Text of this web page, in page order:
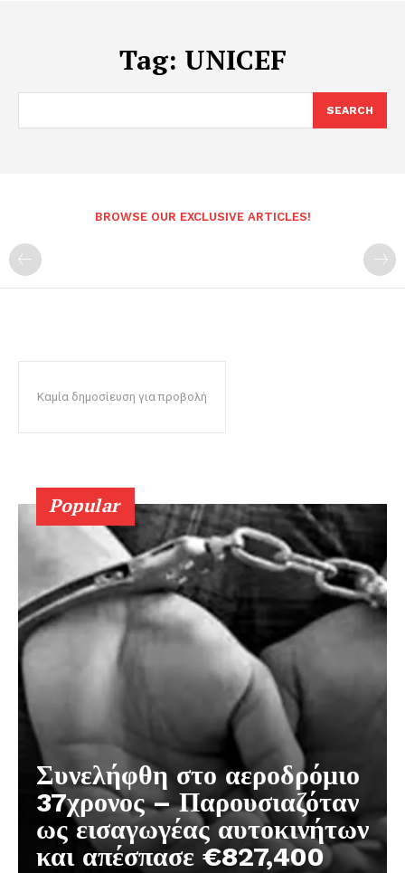
Tag: UNICEF
SEARCH
BROWSE OUR EXCLUSIVE ARTICLES!
Καμία δημοσίευση για προβολή
Popular
Συνελήφθη στο αεροδρόμιο
37χρονος – Παρουσιαζόταν
ως εισαγωγέας αυτοκινήτων
και απέσπασε €827,400